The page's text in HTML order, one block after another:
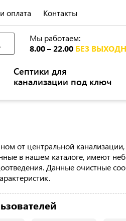
оплата Контакты
Мы работаем:
8.00 – 22.00 БЕЗ
Септики для
канализации под ключ
от центральной
в нашем каталоге, имеют
Данные очистные